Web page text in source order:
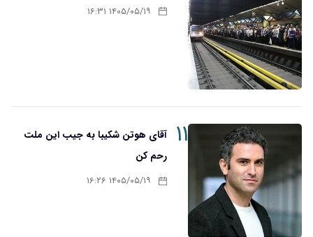
۱۴۰۵/۰۵/۱۹ ۱۶:۳۱
۱۱
آقای هوتن شکیبا به جیب این ملت
رحم کن
۱۴۰۵/۰۵/۱۹ ۱۶:۲۶